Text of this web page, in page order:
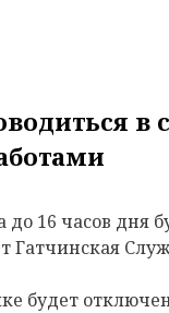
в
16 часов дня
Гатчинская
будет